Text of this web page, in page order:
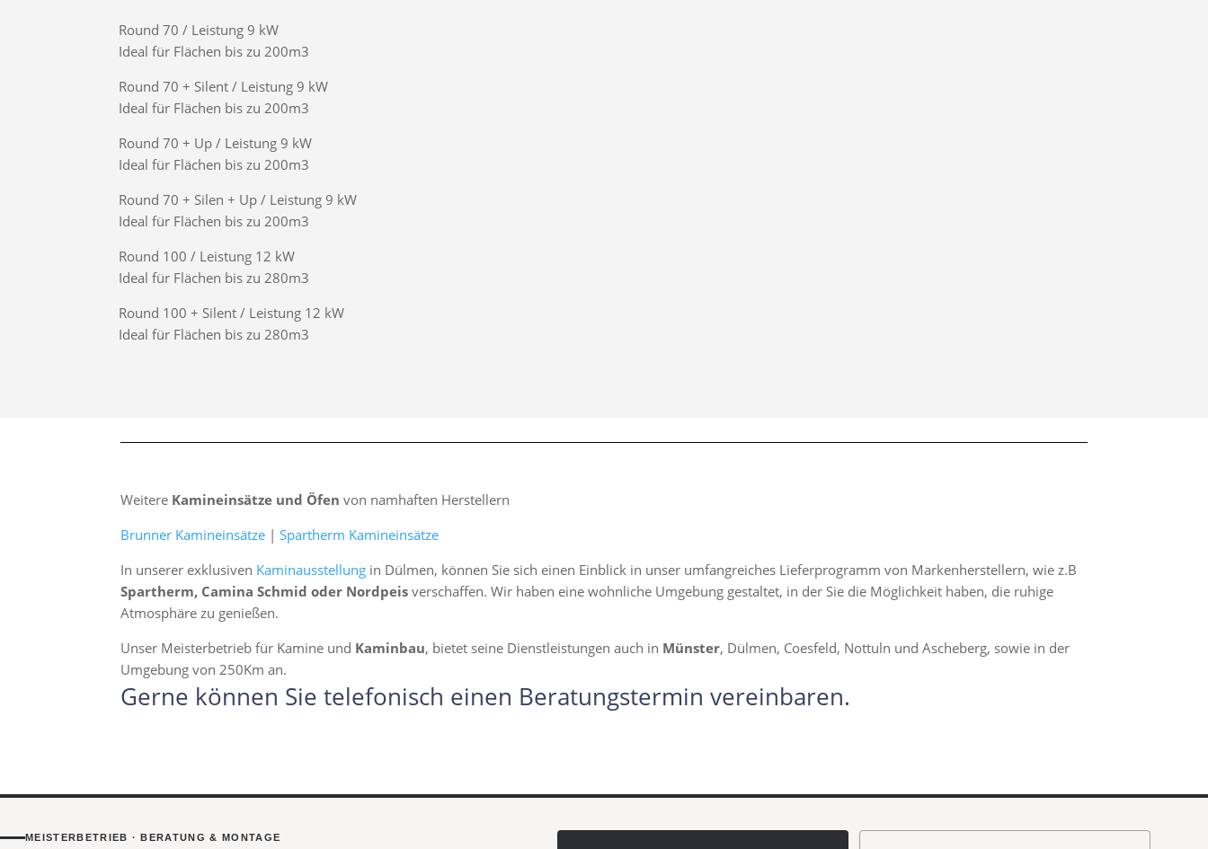
Round 70 / Leistung 9 kW
Ideal für Flächen bis zu 200m3
Round 70 + Silent / Leistung 9 kW
Ideal für Flächen bis zu 200m3
Round 70 + Up / Leistung 9 kW
Ideal für Flächen bis zu 200m3
Round 70 + Silen + Up / Leistung 9 kW
Ideal für Flächen bis zu 200m3
Round 100 / Leistung 12 kW
Ideal für Flächen bis zu 280m3
Round 100 + Silent / Leistung 12 kW
Ideal für Flächen bis zu 280m3
Weitere Kamineinsätze und Öfen von namhaften Herstellern
Brunner Kamineinsätze |Spartherm Kamineinsätze
In unserer exklusiven Kaminausstellung in Dülmen, können Sie sich einen Einblick in unser umfangreiches Lieferprogramm von Markenherstellern, wie z.B
Spartherm, Camina Schmid oder Nordpeis verschaffen. Wir haben eine wohnliche Umgebung gestaltet, in der Sie die Möglichkeit haben, die ruhige
Atmosphäre zu genießen.
Unser Meisterbetrieb für Kamine und Kaminbau, bietet seine Dienstleistungen auch in Münster, Dülmen, Coesfeld, Nottuln und Ascheberg, sowie in der
Umgebung von 250Km an.
Gerne können Sie telefonisch einen Beratungstermin vereinbaren.
MEISTERBETRIEB · BERATUNG & MONTAGE